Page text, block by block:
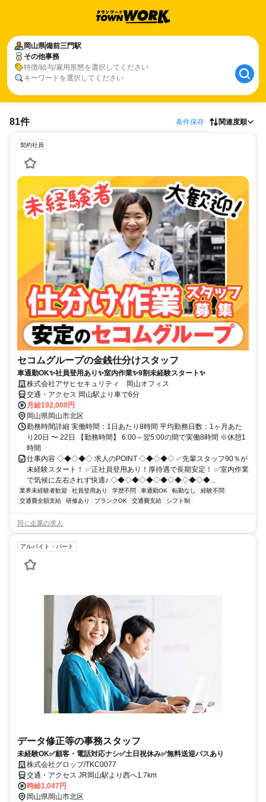
岡山県備前三門駅
その他事務
特徴/給与/雇用形態を選択してください
キーワードを選択してください
81件 条件保存 関連度順
契約社員
セコムグループの金銭仕分けスタッフ
車通勤OK✨社員登用あり✨室内作業✨9割未経験スタート✨
株式会社アサヒセキュリティ 岡山オフィス
交通・アクセス 岡山駅より車で6分
月給192,000円
岡山県岡山市北区
勤務時間詳細 実働時間：1日あたり8時間 平均勤務日数：1ヶ月あた
り20日 〜 22日 【勤務時間】 6:00～翌5:00の間で実働8時間 ※休憩1
時間
仕事内容 ◇◆◇◆◇ 求人のPOINT ◇◆◇◆◇ ✅先輩スタッフ90％が
未経験スタート！ ✅正社員登用あり！厚待遇で長期安定！ ✅室内作業
で気候に左右されず快適♪ ◇◆◇◆◇◆◇◆◇◆◇◆◇◆...
業界未経験者歓迎 社員登用あり 学歴不問 車通勤OK 転勤なし
経験不問
交通費全額支給
研修あり ブランクOK 交通費支給 シフト制
同じ企業の求人
アルバイト・パート
データ修正等の事務スタッフ
未経験OK✅顧客・電話対応ナシ✅土日祝休み✅無料送迎バスあり
株式会社グロップ/TKC0077
交通・アクセス JR岡山駅より西へ1.7km
時給1,047円
岡山県岡山市北区